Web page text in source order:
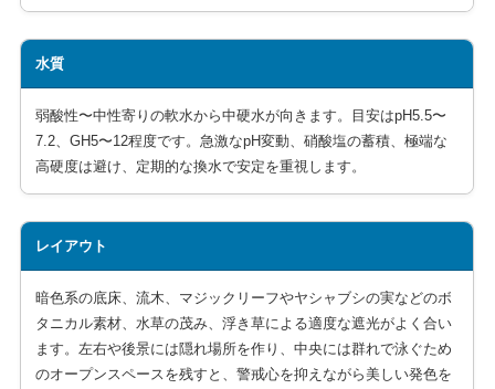
水質
弱酸性〜中性寄りの軟水から中硬水が向きます。目安はpH5.5〜
7.2、GH5〜12程度です。急激なpH変動、硝酸塩の蓄積、極端な
高硬度は避け、定期的な換水で安定を重視します。
レイアウト
暗色系の底床、流木、マジックリーフやヤシャブシの実などのボ
タニカル素材、水草の茂み、浮き草による適度な遮光がよく合い
ます。左右や後景には隠れ場所を作り、中央には群れで泳ぐため
のオープンスペースを残すと、警戒心を抑えながら美しい発色を